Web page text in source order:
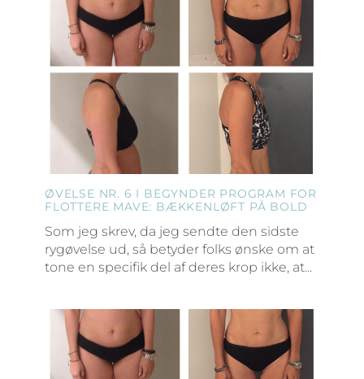
ØVELSE NR. 6 I BEGYNDER PROGRAM FOR
FLOTTERE MAVE: BÆKKENLØFT PÅ BOLD
Som jeg skrev, da jeg sendte den sidste
rygøvelse ud, så betyder folks ønske om at
tone en specifik del af deres krop ikke, at...